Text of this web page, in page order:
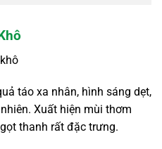
táo xa nhân, hình sáng dẹt,
Xuất hiện mùi thơm
thanh rất đặc trưng.